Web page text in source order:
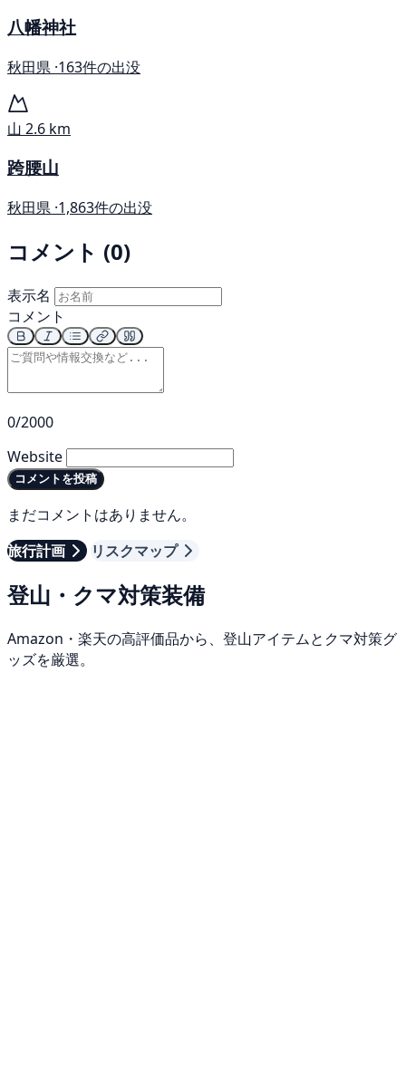
八幡神社
秋田県 ·163件の出没
山 2.6 km
跨腰山
秋田県 ·1,863件の出没
コメント (0)
表示名
コメント
0/2000
Website
コメントを投稿
まだコメントはありません。
旅行計画
リスクマップ
登山・クマ対策装備
Amazon・楽天の高評価品から、登山アイテムとクマ対策グ
ッズを厳選。